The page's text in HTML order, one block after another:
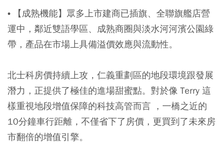
• 【成熟機能】 眾多上市建商已插旗、全聯旗艦店營
運中，鄰近雙語學區、成熟商圈與淡水河河濱公園綠
帶，產品在市場上具備溢價效應與流動性。
北士科房價持續上攻，仁義重劃區的地段環境跟發展
潛力，正提供了極佳的進場甜蜜點。對於像 Terry 這
樣重視地段增值保障的科技高管而言 ，一橋之近的
10分鐘車行距離，不僅省下了房價，更買到了未來房
市翻倍的增值引擎。